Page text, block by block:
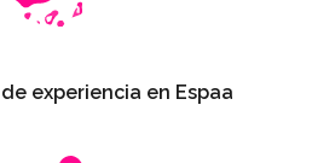
experiencia en Espaa